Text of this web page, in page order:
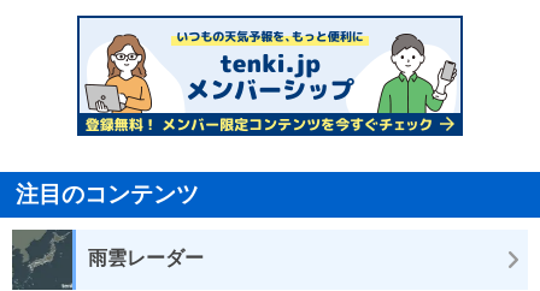
注目のコンテンツ
雨雲レーダー